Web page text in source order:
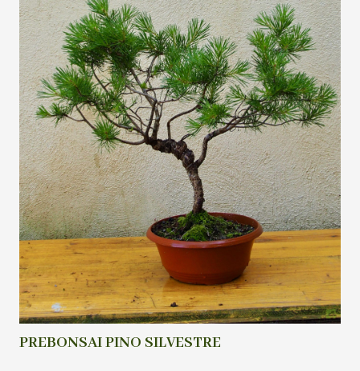
PREBONSAI PINO SILVESTRE